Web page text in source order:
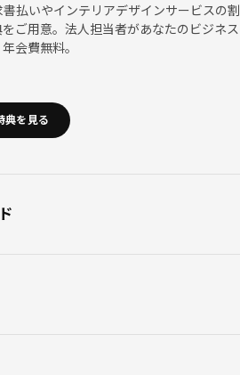
払いやインテリアデザインサービスの割
ご用意。法人担当者があなたのビジネス
会費無料。
を見る